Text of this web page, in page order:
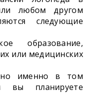
любом другом
следующие
образование,
или медицинских
именно в том
вы планируете